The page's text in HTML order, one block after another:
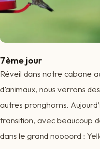
7ème jour
Réveil dans notre cabane
d’animaux, nous verrons
autres pronghorns.
transition, avec beaucoup
dans le grand noooord :